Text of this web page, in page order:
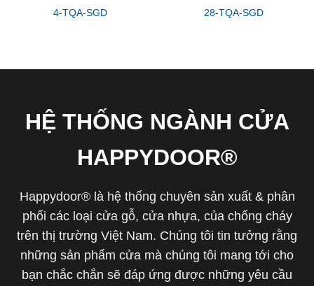
4-TQA-SGD 28-TQA-SGD
HỆ THỐNG NGÀNH CỬA
HAPPYDOOR®
Happydoor® là hệ thống chuyên sản xuất & phân
phối các loại cửa gỗ, cửa nhựa, của chống cháy
trên thị trường Việt Nam. Chúng tôi tin tưởng rằng
những sản phẩm cửa mà chúng tôi mang tới cho
bạn chắc chắn sẽ đáp ứng được những yêu cầu